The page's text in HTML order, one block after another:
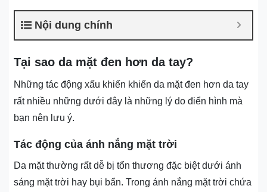
Nội dung chính
Tại sao da mặt đen hơn da tay?
Những tác động xấu khiến khiến da mặt đen hơn da tay
rất nhiều những dưới đây là những lý do điển hình mà
bạn nên lưu ý.
Tác động của ánh nắng mặt trời
Da mặt thường rất dễ bị tổn thương đặc biệt dưới ánh
sáng mặt trời hay bụi bẩn. Trong ánh nắng mặt trời chứa